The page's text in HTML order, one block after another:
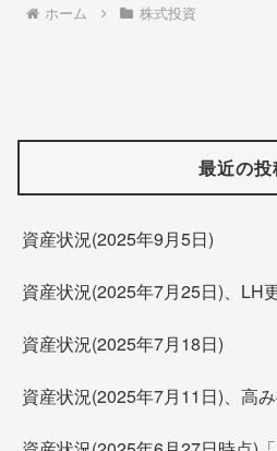
ホーム 株式投資
最近の投
資産状況(2025年9月5日)
資産状況(2025年7月25日)、LH
資産状況(2025年7月18日)
資産状況(2025年7月11日)、高